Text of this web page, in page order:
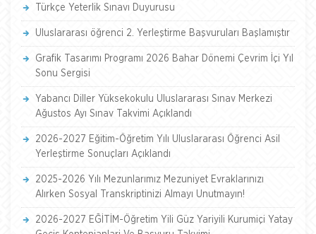
Türkçe Yeterlik Sınavı Duyurusu
Uluslararası öğrenci 2. Yerleştirme Başvuruları Başlamıştır
Grafik Tasarımı Programı 2026 Bahar Dönemi Çevrim İçi Yıl
Sonu Sergisi
Yabancı Diller Yüksekokulu Uluslararası Sınav Merkezi
Ağustos Ayı Sınav Takvimi Açıklandı
2026-2027 Eğitim-Öğretim Yılı Uluslararası Öğrenci Asil
Yerleştirme Sonuçları Açıklandı
2025-2026 Yılı Mezunlarımız Mezuniyet Evraklarınızı
Alırken Sosyal Transkriptinizi Almayı Unutmayın!
2026-2027 EĞİTİM-Öğretim Yili Güz Yariyili Kurumiçi Yatay